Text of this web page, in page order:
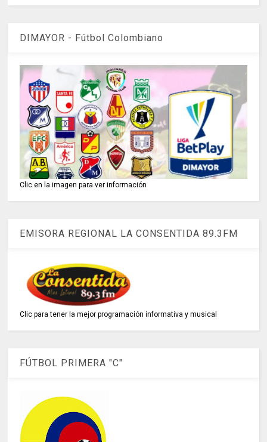
DIMAYOR - Fútbol Colombiano
Clic en la imagen para ver información
EMISORA REGIONAL LA CONSENTIDA 89.3FM
Clic para tener la mejor programación informativa y musical
FÚTBOL PRIMERA "C"